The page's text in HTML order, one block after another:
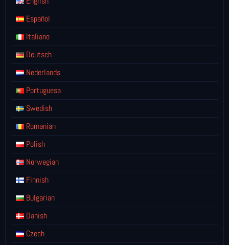
Español
Italiano
Deutsch
Nederlands
Portuguesa
Swedish
Romanian
Polish
Norwegian
Finnish
Bulgarian
Danish
Czech